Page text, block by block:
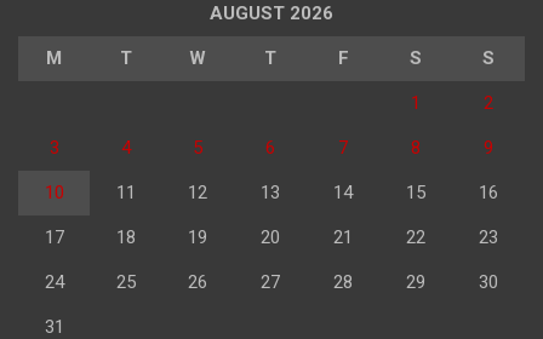
AUGUST 2026
M T W T F S S
1 2
3 4 5 6 7 8 9
10 11 12 13 14 15 16
17 18 19 20 21 22 23
24 25 26 27 28 29 30
31